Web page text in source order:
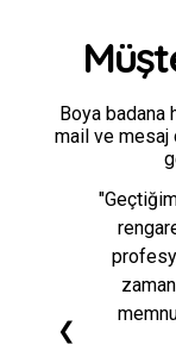
Boya badana
mail ve mesaj
❮